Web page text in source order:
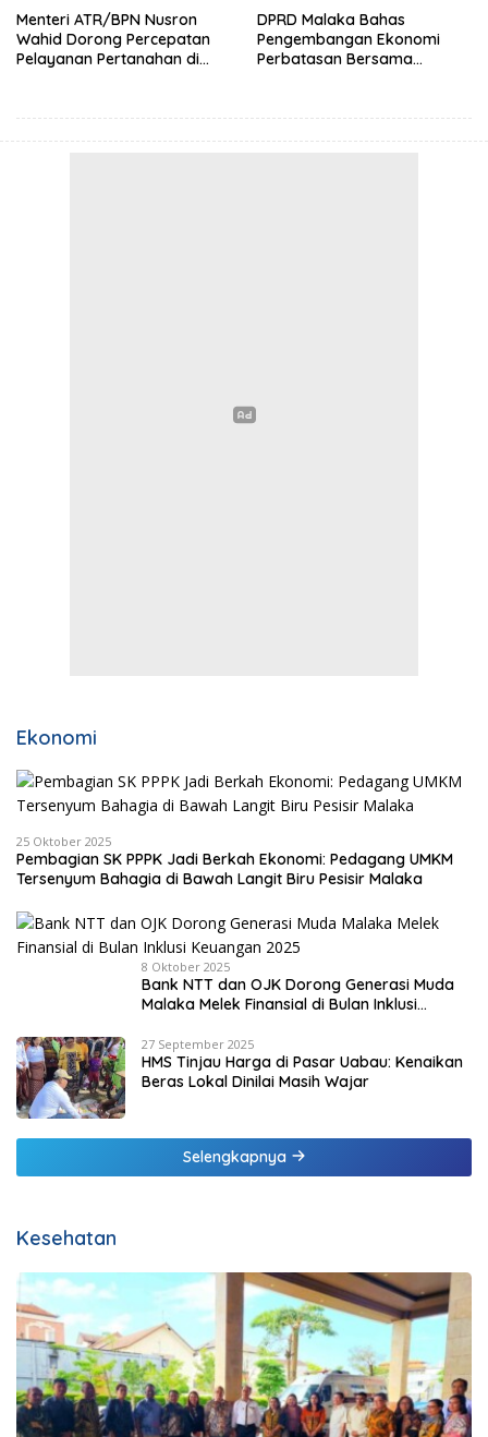
Menteri ATR/BPN Nusron
Wahid Dorong Percepatan
Pelayanan Pertanahan di
DPRD Malaka Bahas
Pengembangan Ekonomi
Perbatasan Bersama
Ekonomi
25 Oktober 2025
Pembagian SK PPPK Jadi Berkah Ekonomi: Pedagang UMKM
Tersenyum Bahagia di Bawah Langit Biru Pesisir Malaka
8 Oktober 2025
Bank NTT dan OJK Dorong Generasi Muda
Malaka Melek Finansial di Bulan Inklusi
27 September 2025
HMS Tinjau Harga di Pasar Uabau: Kenaikan
Beras Lokal Dinilai Masih Wajar
Selengkapnya
Kesehatan